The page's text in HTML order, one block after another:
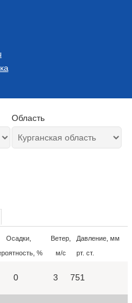
Область
Осадки,
%
Ветер,
м/с
Давление, мм
рт. ст.
0 3 751